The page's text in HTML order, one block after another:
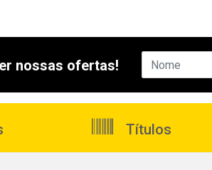
nossas ofertas!
Títulos